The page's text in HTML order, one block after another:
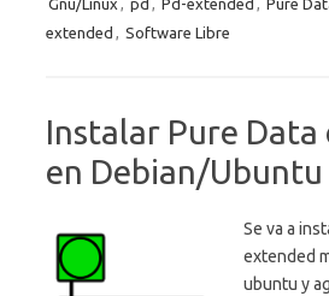
Gnu/Linux , pd , Pd-extended , Pure
extended , Software Libre
Instalar Pure Data
en Debian/Ubuntu
Se va a
extended
ubuntu y